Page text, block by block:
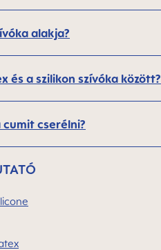
alakja?
és a szilikon szívóka között?
cserélni?